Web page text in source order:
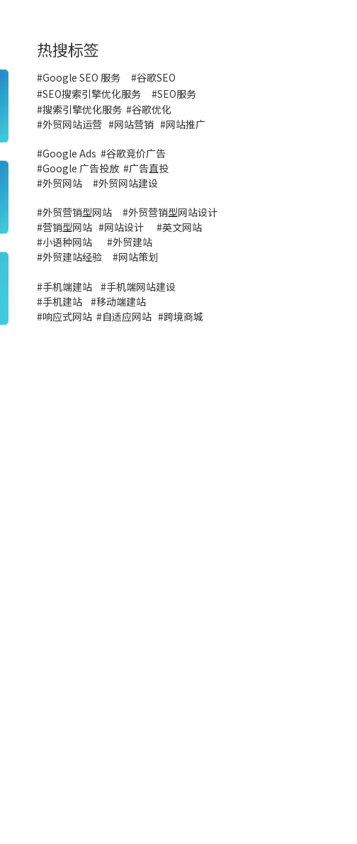
热搜标签
#Google SEO 服务 #谷歌SEO
#SEO搜索引擎优化服务 #SEO服务
#搜索引擎优化服务 #谷歌优化
#外贸网站运营 #网站营销 #网站推广
#Google Ads #谷歌竞价广告
#Google 广告投放 #广告直投
#外贸网站 #外贸网站建设
#外贸营销型网站 #外贸营销型网站设计
#营销型网站 #网站设计 #英文网站
#小语种网站 #外贸建站
#外贸建站经验 #网站策划
#手机端建站 #手机端网站建设
#手机建站 #移动端建站
#响应式网站 #自适应网站 #跨境商城